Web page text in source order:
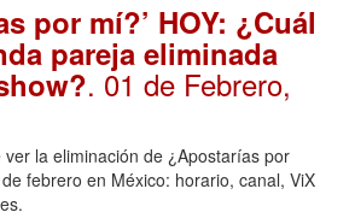
por mí?’ HOY: ¿Cuál
pareja eliminada
. 01 de Febrero,
la eliminación de ¿Apostarías por
febrero en México: horario, canal, ViX